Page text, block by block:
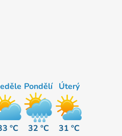
°C
Pondělí
32 °C
Úterý
31 °C